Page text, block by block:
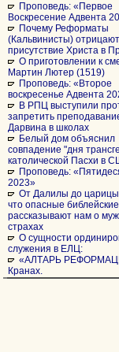
Проповедь: «Первое
Воскресение Адвента
Почему Реформаты
(Кальвинисты)
присутствие Христа в
О приготовлении к
Мартин Лютер (1519)
Проповедь: «Второе
воскресенье Адвента
В РПЦ выступили
запретить
Дарвина в школах
Белый дом объяснил
совпадение "дня
католической Пасхи в
Проповедь:
2023»
От Далилы до царицы
что опасные
рассказывают нам о
страхах
О сущности
служения в ЕЛЦ:
«АЛТАРЬ
Кранах.